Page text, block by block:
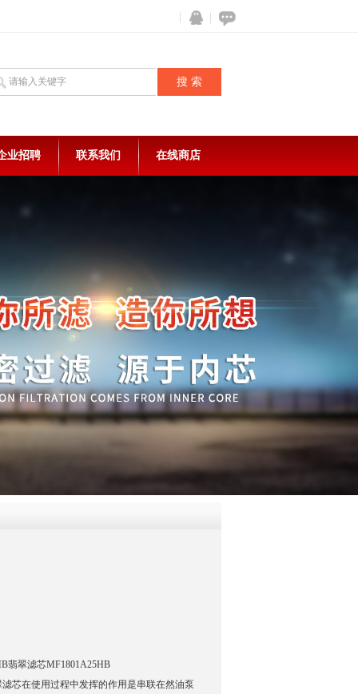
在线咨
QQ
业招聘 联系我们 在线商店
翡翠滤芯MF1801A25HB
芯在使用过程中发挥的作用是串联在然油泵